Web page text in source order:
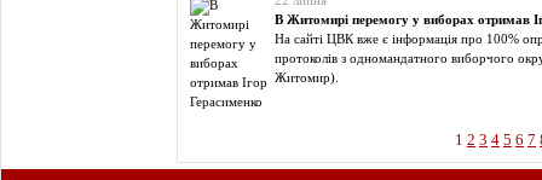
В Житомирі перемогу у виборах отримав
На сайті ЦВК вже є інформація про 100%
протоколів з одномандатного виборчого
Житомир).
1 2 3 4 5 6 7